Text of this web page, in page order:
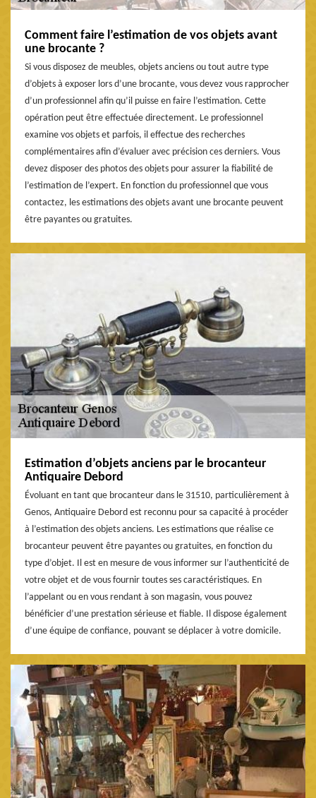
Comment faire l’estimation de vos objets avant
une brocante ?
Si vous disposez de meubles, objets anciens ou tout autre type
d’objets à exposer lors d’une brocante, vous devez vous rapprocher
d’un professionnel afin qu’il puisse en faire l’estimation. Cette
opération peut être effectuée directement. Le professionnel
examine vos objets et parfois, il effectue des recherches
complémentaires afin d’évaluer avec précision ces derniers. Vous
devez disposer des photos des objets pour assurer la fiabilité de
l’estimation de l’expert. En fonction du professionnel que vous
contactez, les estimations des objets avant une brocante peuvent
être payantes ou gratuites.
Estimation d’objets anciens par le brocanteur
Antiquaire Debord
Évoluant en tant que brocanteur dans le 31510, particulièrement à
Genos, Antiquaire Debord est reconnu pour sa capacité à procéder
à l’estimation des objets anciens. Les estimations que réalise ce
brocanteur peuvent être payantes ou gratuites, en fonction du
type d’objet. Il est en mesure de vous informer sur l’authenticité de
votre objet et de vous fournir toutes ses caractéristiques. En
l’appelant ou en vous rendant à son magasin, vous pouvez
bénéficier d’une prestation sérieuse et fiable. Il dispose également
d’une équipe de confiance, pouvant se déplacer à votre domicile.